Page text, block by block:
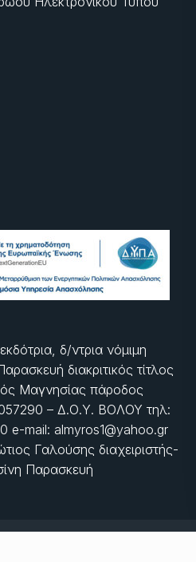
δ/ντρια νόμιμη
διακριτικός τίτλος
Μαγνησίας πάροδος
– Δ.Ο.Υ. ΒΟΛΟΥ τηλ:
e-mail: almyros1@yahoo.gr
Γαλούσης διαχειριστής-
Παρασκευή